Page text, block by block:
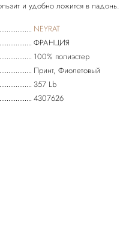
NEYRAT
ФРАНЦИЯ
100% полиэстер
Принт, Фиолетовый
357 Lb
4307626